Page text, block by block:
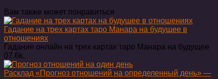
Вам также может понравиться
Гадание на трех картах таро Манара на будущее в
отношениях
Гадание онлайн на трех картах таро Манара на будущее
07.6k.
Расклад «Прогноз отношений на определенный день» —